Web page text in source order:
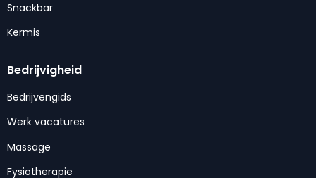
Snackbar
Kermis
Bedrijvigheid
Bedrijvengids
Werk vacatures
Massage
Fysiotherapie